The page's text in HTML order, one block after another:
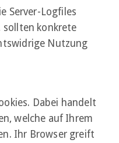
Server-Logfiles
sollten konkrete
Nutzung
Dabei handelt
welche auf Ihrem
Ihr Browser greift